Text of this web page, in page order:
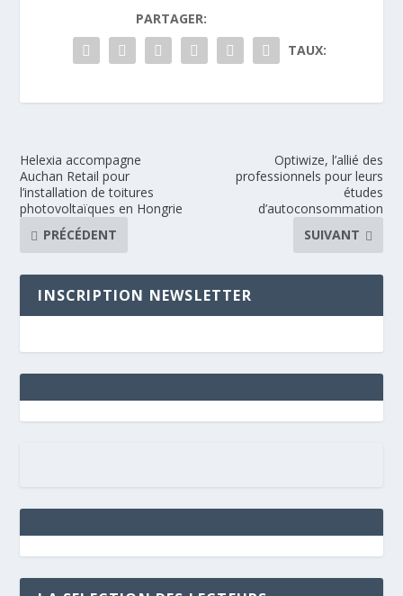
PARTAGER:
TAUX:
Helexia accompagne
Auchan Retail pour
l’installation de toitures
photovoltaïques en Hongrie
PRÉCÉDENT
Optiwize, l’allié des
professionnels pour leurs
études
d’autoconsommation
SUIVANT
INSCRIPTION NEWSLETTER